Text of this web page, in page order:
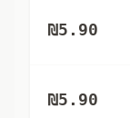
₪5.90
₪5.90